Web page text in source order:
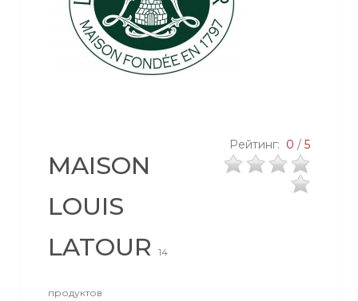
MAISON
LOUIS
LATOUR
14
продуктов
Рейтинг: 0 / 5